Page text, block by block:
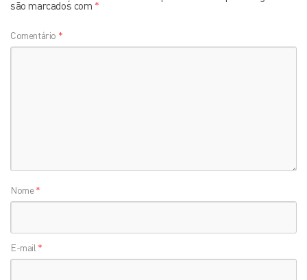
são marcados com *
Comentário *
Nome*
E-mail *